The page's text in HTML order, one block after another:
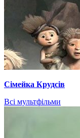
Сімейка Крудсів
Всі мультфільми